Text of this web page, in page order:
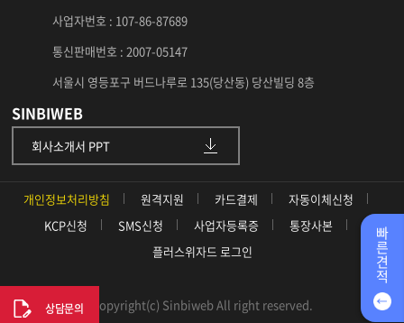
빠
른
견
적
상담문의
사업자번호 : 107-86-87689
통신판매번호 : 2007-05147
서울시 영등포구 버드나루로 135(당산동) 당산빌딩 8층
SINBIWEB
회사소개서 PPT
개인정보처리방침 원격지원 카드결제
자동이체신청
KCP신청
SMS신청 사업자등록증
통장사본
플러스위자드 로그인
Copyright(c) Sinbiweb All right reserved.